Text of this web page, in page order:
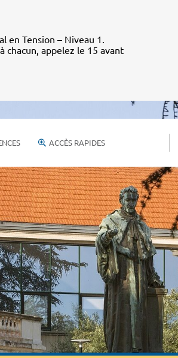
en Tension – Niveau 1.
chacun, appelez le 15 avant
ACCÈS RAPIDES